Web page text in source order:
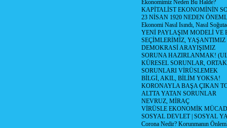
Ekonomimiz Neden Bu Halde?
KAPİTALİST EKONOMİNİN
23 NİSAN 1920 NEDEN
Ekonomi Nasıl Isındı, Nasıl
YENİ PAYLAŞIM MODELİ VE
SEÇİMLERİMİZ, YAŞANTIMIZ
DEMOKRASİ ARAYIŞIMIZ
SORUNA HAZIRLANMAK!
KÜRESEL SORUNLAR,
SORUNLARI VİRÜSLEMEK
BİLGİ, AKIL, BİLİM YOKSA!
KORONAYLA BAŞA ÇIKAN
ALTTA YATAN SORUNLAR
NEVRUZ, MİRAÇ
VİRÜSLE EKONOMİK
SOSYAL DEVLET | SOSYAL
Corona Nedir? Korunmanın